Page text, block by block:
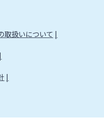
取扱いについて